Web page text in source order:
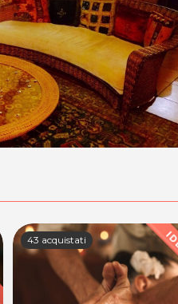
32 acquistati